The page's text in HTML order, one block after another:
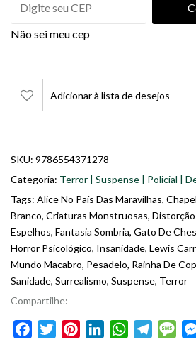
Não sei meu cep
Adicionar à lista de desejos
SKU: 9786554371278
Categoria: Terror | Suspense | Policial |
Tags: Alice No País Das Maravilhas,
Branco, Criaturas Monstruosas, Distorção
Espelhos, Fantasia Sombria, Gato De
Horror Psicológico, Insanidade, Lewis
Mundo Macabro, Pesadelo, Rainha De
Sanidade, Surrealismo, Suspense, Terror
Compartilhe:
FacebookTwitterPinterestLinkedInWhatsApp